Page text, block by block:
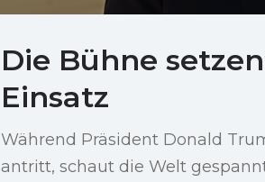
Die Bühne
Einsatz
Während Präsident Donald
antritt, schaut die Welt